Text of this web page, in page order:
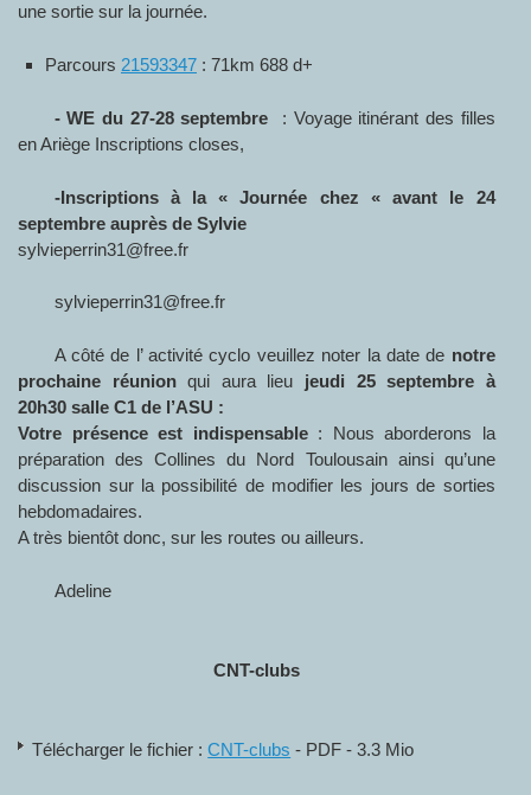
une sortie sur la journée.
Parcours 21593347: 71km 688 d+
- WE du 27-28 septembre
: Voyage itinérant des filles
en Ariège Inscriptions closes,
-Inscriptions à la « Journée chez « avant le 24
septembre auprès de Sylvie
sylvieperrin31@free.fr
sylvieperrin31@free.fr
A côté de l’ activité cyclo veuillez noter la date de notre
prochaine réunionqui aura lieu jeudi 25 septembre à
20h30 salle C1 de l’ASU :
Votre présence est indispensable: Nous aborderons la
préparation des Collines du Nord Toulousain ainsi qu’une
discussion sur la possibilité de modifier les jours de sorties
hebdomadaires.
A très bientôt donc, sur les routes ou ailleurs.
Adeline
CNT-clubs
Télécharger le fichier :CNT-clubs - PDF - 3.3 Mio